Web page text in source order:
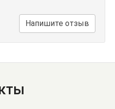
Напишите отзыв